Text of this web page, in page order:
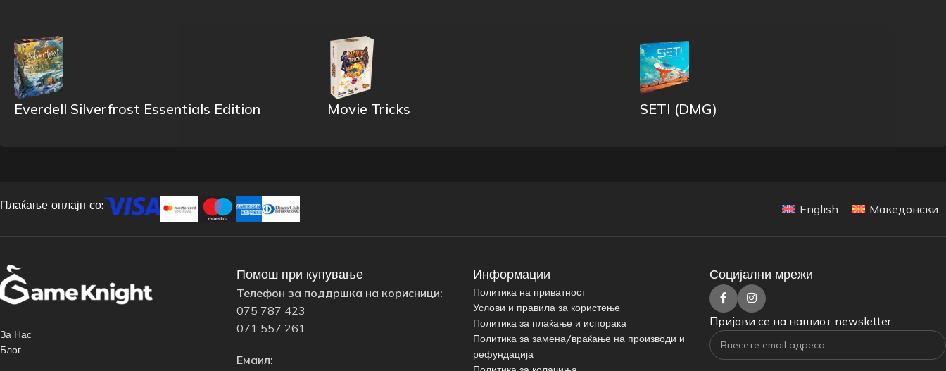
Everdell Silverfrost Essentials Edition Movie Tricks SETI (DMG)
Плаќање онлајн со: English Македонски
За Нас
Блог
Помош при купување
Телефон за поддршка на корисници:
075 787 423
071 557 261
Емаил:
Информации
Политика на приватност
Услови и правила за користење
Политика за плаќање и испорака
Политика за замена/враќање на производи и
рефундација
Социјални мрежи
Пријави се на нашиот newsletter: